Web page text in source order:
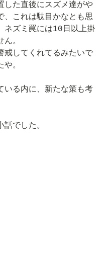
した直後にスズメ達がや
、これは駄目かなとも思
ネズミ罠には10日以上掛
。
戒してくれてるみたいで
。
いる内に、新たな策も考
話でした。